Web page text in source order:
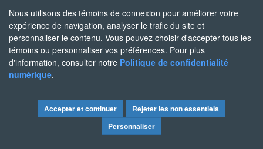
SUIVEZ-NOUS
Nous utilisons des témoins de connexion pour améliorer votre
expérience de navigation, analyser le trafic du site et
personnaliser le contenu. Vous pouvez choisir d'accepter tous les
témoins ou personnaliser vos préférences. Pour plus
d'information, consulter notre Politique de confidentialité
numérique.